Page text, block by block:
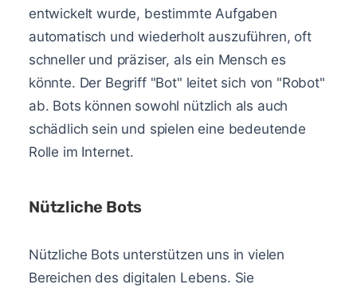
entwickelt wurde, bestimmte Aufgaben
automatisch und wiederholt auszuführen, oft
schneller und präziser, als ein Mensch es
könnte. Der Begriff "Bot" leitet sich von "Robot"
ab. Bots können sowohl nützlich als auch
schädlich sein und spielen eine bedeutende
Rolle im Internet.
Nützliche Bots
Nützliche Bots unterstützen uns in vielen
Bereichen des digitalen Lebens. Sie